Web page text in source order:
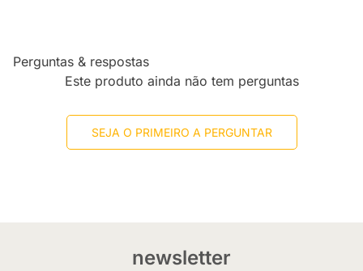
Perguntas & respostas
Este produto ainda não tem perguntas
SEJA O PRIMEIRO A PERGUNTAR
newsletter